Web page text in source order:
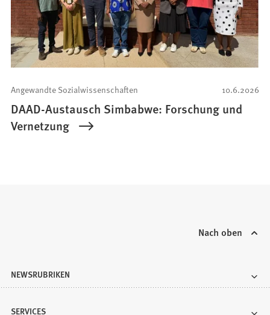
10.6.2026
Angewandte Sozialwissenschaften
DAAD-Austausch Simbabwe: Forschung und
Vernetzung
Nach oben
NEWSRUBRIKEN
SERVICES